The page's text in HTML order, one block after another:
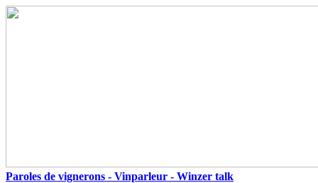
Paroles de vignerons - Vinparleur - Winzer talk